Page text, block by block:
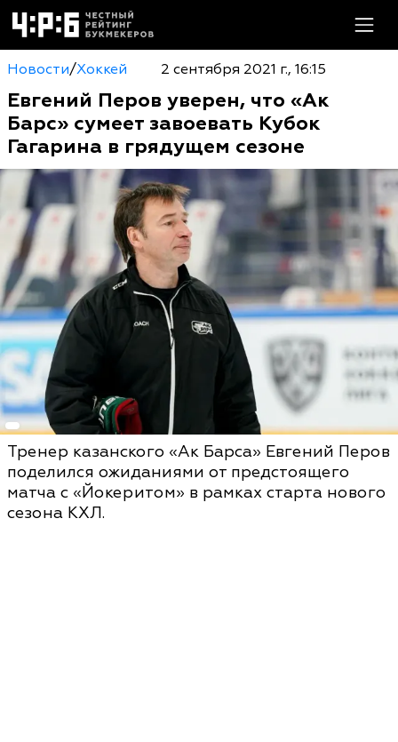
Новости/Хоккей 2 сентября 2021 г., 16:15
Евгений Перов уверен, что «Ак
Барс» сумеет завоевать Кубок
Гагарина в грядущем сезоне
Тренер казанского «Ак Барса» Евгений Перов
поделился ожиданиями от предстоящего
матча с «Йокеритом» в рамках старта нового
сезона КХЛ.